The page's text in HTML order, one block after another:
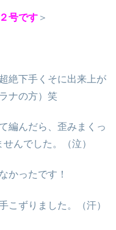
号です ＞
絶下手くそに出来上が
ナの方）笑
編んだら、歪みまくっ
んでした。（泣）
かったです！
こずりました。（汗）